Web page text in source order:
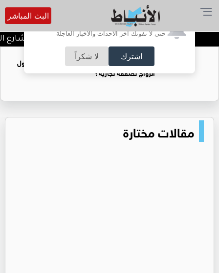
أترغب في تفعيل الإشعارات؟
حتى لا تفوتك آخر الأحداث والأخبار العاجلة
اشترك لا شكراً
البث المباشر
توقيف شبكات دعارة في شارع
فتيات يستغللنه لتحقيق مكاسب مادية.. هل تحول
الزواج لصفقة تجارية؟
مقالات مختارة